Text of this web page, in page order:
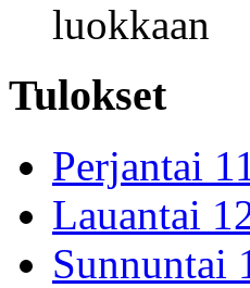
luokkaan
Tulokset
Perjantai
Lauantai
Sunnuntai